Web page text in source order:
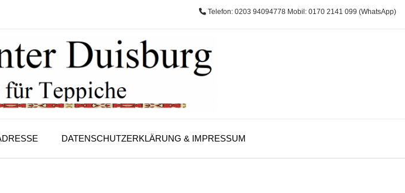
Telefon: 0203 94094778 Mobil: 0170 2141 099 (WhatsApp)
DATENSCHUTZERKLÄRUNG & IMPRESSUM